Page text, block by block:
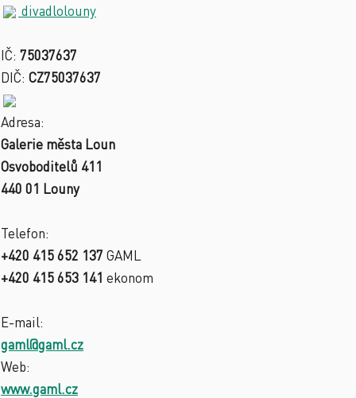
divadlolouny
IČ: 75037637
DIČ: CZ75037637
Adresa:
Galerie města Loun
Osvoboditelů 411
440 01 Louny
Telefon:
+420 415 652 137 GAML
+420 415 653 141 ekonom
E-mail:
gaml@gaml.cz
Web:
www.gaml.cz